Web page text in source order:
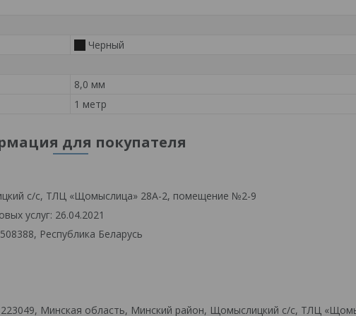
Черный
8,0 мм
1 метр
для покупателя
с/с, ТЛЦ «Щомыслица» 28А-2, помещение №2-9
услуг: 26.04.2021
Республика Беларусь
Минская область, Минский район, Щомыслицкий с/с, ТЛЦ